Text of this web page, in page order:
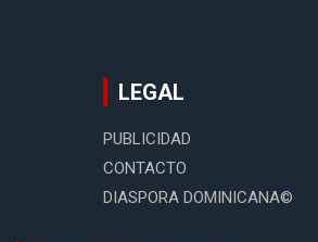
LEGAL
PUBLICIDAD
CONTACTO
DIASPORA DOMINICANA©